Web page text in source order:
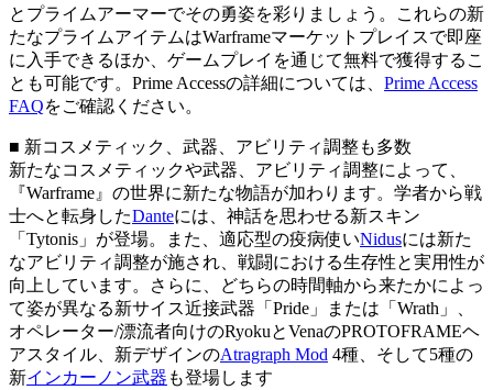
とプライムアーマーでその勇姿を彩りましょう。これらの新
たなプライムアイテムはWarframeマーケットプレイスで即座
に入手できるほか、ゲームプレイを通じて無料で獲得するこ
とも可能です。Prime Accessの詳細については、 Prime Access
FAQをご確認ください。
■ 新コスメティック、武器、アビリティ調整も多数
新たなコスメティックや武器、アビリティ調整によって、
『Warframe』の世界に新たな物語が加わります。学者から戦
士へと転身したDanteには、神話を思わせる新スキン
「Tytonis」が登場。また、適応型の疫病使いNidusには新た
なアビリティ調整が施され、戦闘における生存性と実用性が
向上しています。さらに、どちらの時間軸から来たかによっ
て姿が異なる新サイス近接武器「Pride」または「Wrath」、
オペレーター/漂流者向けのRyokuとVenaのPROTOFRAMEヘ
アスタイル、新デザインのAtragraph Mod 4種、そして5種の
新インカーノン武器 も登場します